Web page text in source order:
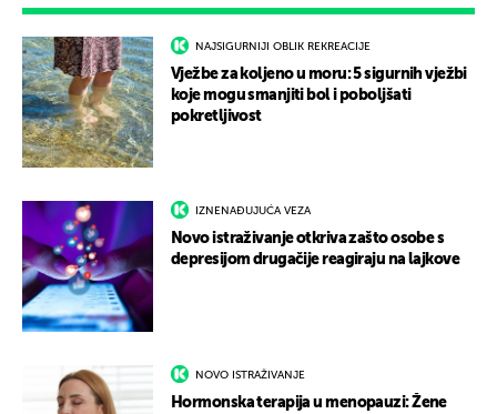
NAJSIGURNIJI OBLIK REKREACIJE
Vježbe za koljeno u moru: 5 sigurnih vježbi
koje mogu smanjiti bol i poboljšati
pokretljivost
IZNENAĐUJUĆA VEZA
Novo istraživanje otkriva zašto osobe s
depresijom drugačije reagiraju na lajkove
NOVO ISTRAŽIVANJE
Hormonska terapija u menopauzi: Žene